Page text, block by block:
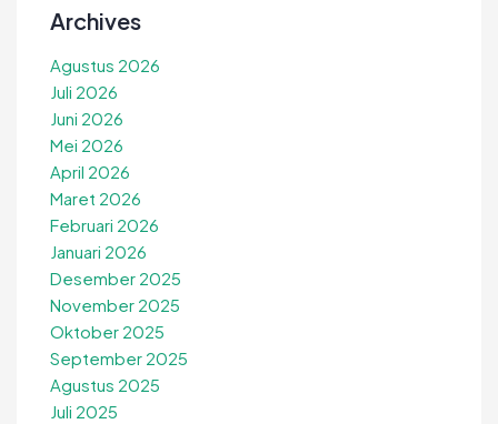
Archives
Agustus 2026
Juli 2026
Juni 2026
Mei 2026
April 2026
Maret 2026
Februari 2026
Januari 2026
Desember 2025
November 2025
Oktober 2025
September 2025
Agustus 2025
Juli 2025